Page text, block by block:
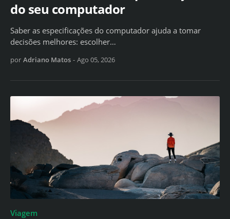
do seu computador
Saber as especificações do computador ajuda a tomar
decisões melhores: escolher…
por Adriano Matos - Ago 05, 2026
Viagem